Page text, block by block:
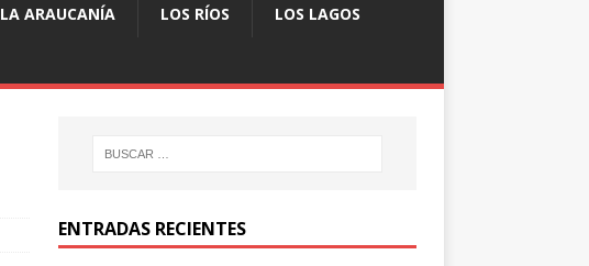
LA ARAUCANÍA LOS RÍOS LOS LAGOS
ENTRADAS RECIENTES